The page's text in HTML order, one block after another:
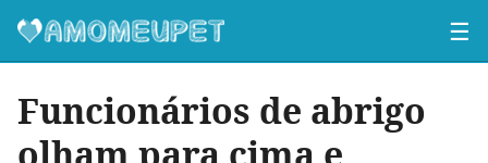
☰
Funcionários de abrigo